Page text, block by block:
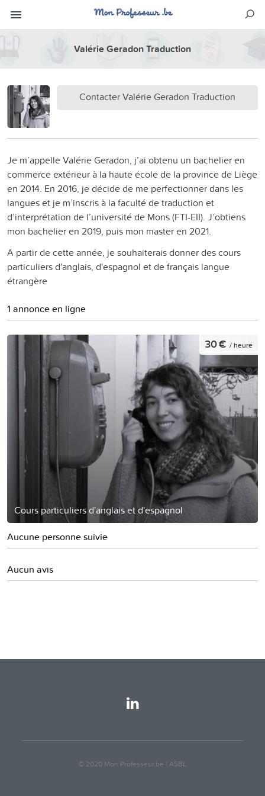
Valérie Geradon Traduction
Contacter Valérie Geradon Traduction
Je m’appelle Valérie Geradon, j’ai obtenu un bachelier en
commerce extérieur à la haute école de la province de Liège
en 2014. En 2016, je décide de me perfectionner dans les
langues et je m’inscris à la faculté de traduction et
d’interprétation de l’université de Mons (FTI-EII). J’obtiens
mon bachelier en 2019, puis mon master en 2021.
A partir de cette année, je souhaiterais donner des cours
particuliers d'anglais, d'espagnol et de français langue
étrangère
1 annonce en ligne
Cours particuliers d'anglais et d'espagnol
30 € / heure
Aucune personne suivie
Aucun avis
© 2020 Mon Professeur.be | ASBL